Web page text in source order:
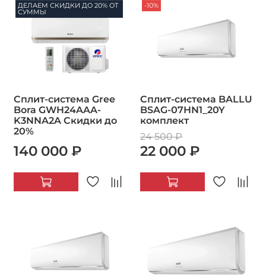
ДЕЛАЕМ СКИДКИ ДО 20% ОТ
СУММЫ
Сплит-система Gree
Bora GWH24AAA-
K3NNA2A Скидки до
20%
140 000 ₽
-10%
Сплит-система BALLU
BSAG-07HN1_20Y
комплект
24 500 ₽
22 000 ₽